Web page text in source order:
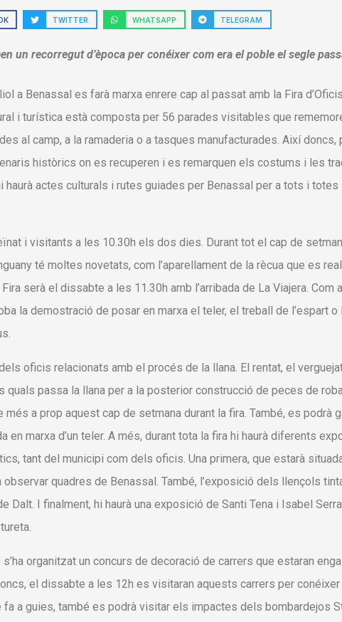
TWITTER WHATSAPP TELEGRAM
un recorregut d’època per conéixer com era el poble el segle
a Benassal es farà marxa enrere cap al passat amb la Fira
i turística està composta per 56 parades visitables que
al camp, a la ramaderia o a tasques manufacturades. Així doncs,
històrics on es recuperen i es remarquen els costums i les
haurà actes culturals i rutes guiades per Benassal per a tots i totes
i visitants a les 10.30h els dos dies. Durant tot el cap de
té moltes novetats, com l’aparellament de la rècua que es
serà el dissabte a les 11.30h amb l’arribada de La Viajera. Com a
la demostració de posar en marxa el teler, el treball de l’espart o
oficis relacionats amb el procés de la llana. El rentat, el
quals passa la llana per a la posterior construcció de peces de
a prop aquest cap de setmana durant la fira. També, es podrà
en marxa d’un teler. A més, durant tota la fira hi haurà diferents
tant del municipi com dels oficis. Una primera, que estarà
observar quadres de Benassal. També, l’exposició dels llençols
Dalt. I finalment, hi haurà una exposició de Santi Tena i Isabel
s’ha organitzat un concurs de decoració de carrers que estaran
el dissabte a les 12h es visitaran aquests carrers per conéixer
fa a guies, també es podrà visitar els impactes dels bombardejos